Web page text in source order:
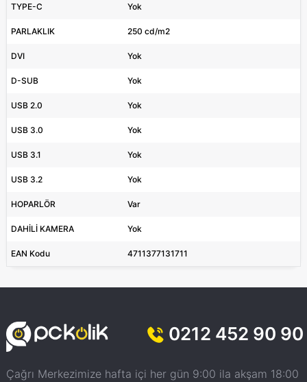
TYPE-C Yok
PARLAKLIK 250 cd/m2
DVI Yok
D-SUB Yok
USB 2.0 Yok
USB 3.0 Yok
USB 3.1 Yok
USB 3.2 Yok
HOPARLÖR Var
DAHİLİ KAMERA Yok
EAN Kodu 4711377131711
0212 452 90 90
Çağrı Merkezimize hafta içi her gün 9:00 ila akşam 18:00